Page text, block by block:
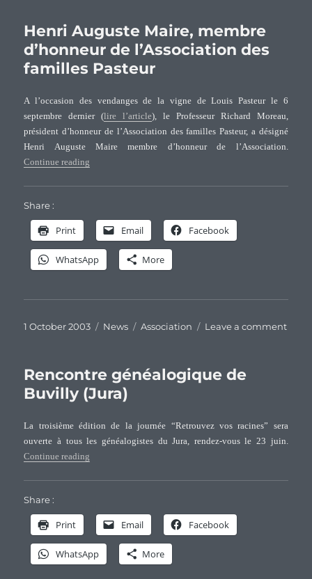
Maire,
figure
du
vignoble
Henri Auguste Maire, membre
d’honneur de l’Association des
familles Pasteur
A l’occasion des vendanges de la vigne de Louis Pasteur le 6
septembre dernier (lire l’article), le Professeur Richard Moreau,
président d’honneur de l’Association des familles Pasteur, a désigné
Henri Auguste Maire membre d’honneur de l’Association.
Continue reading
Share :
Print Email Facebook
WhatsApp More
Posted
1 October 2003 Categories
News Tags
Association Leave a commenton
des
Rencontre généalogique de
Buvilly (Jura)
La troisième édition de la journée “Retrouvez vos racines” sera
ouverte à tous les généalogistes du Jura, rendez-vous le 23 juin.
Continue reading
Share :
Print Email Facebook
WhatsApp More